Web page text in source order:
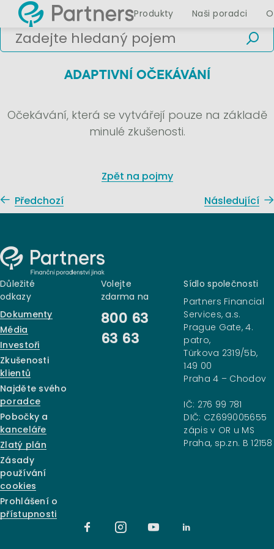
Produkty Naši poradci
ADAPTIVNÍ OČEKÁVÁNÍ
Očekávání, která se vytvářejí pouze na základě
minulé zkušenosti.
Zpět na pojmy
Předchozí
Následující
Důležité
odkazy
Dokumenty
Média
Investoři
Zkušenosti
klientů
Najděte svého
poradce
Pobočky a
kanceláře
Zlatý plán
Zásady
používání
cookies
Prohlášení o
přístupnosti
Volejte
zdarma na
800 63
63 63
Sídlo společnosti
Partners Financial
Services, a.s.
Prague Gate, 4.
patro,
Türkova 2319/5b,
149 00
Praha 4 – Chodov
IČ: 276 99 781
DIČ: CZ699005655
zápis v OR u MS
Praha, sp.zn. B 12158